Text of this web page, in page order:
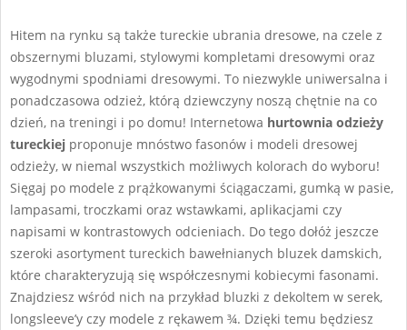
Hitem na rynku są także tureckie ubrania dresowe, na czele z
obszernymi bluzami, stylowymi kompletami dresowymi oraz
wygodnymi spodniami dresowymi. To niezwykle uniwersalna i
ponadczasowa odzież, którą dziewczyny noszą chętnie na co
dzień, na treningi i po domu! Internetowa hurtownia odzieży
tureckiej proponuje mnóstwo fasonów i modeli dresowej
odzieży, w niemal wszystkich możliwych kolorach do wyboru!
Sięgaj po modele z prążkowanymi ściągaczami, gumką w pasie,
lampasami, troczkami oraz wstawkami, aplikacjami czy
napisami w kontrastowych odcieniach. Do tego dołóż jeszcze
szeroki asortyment tureckich bawełnianych bluzek damskich,
które charakteryzują się współczesnymi kobiecymi fasonami.
Znajdziesz wśród nich na przykład bluzki z dekoltem w serek,
longsleeve’y czy modele z rękawem ¾. Dzięki temu będziesz